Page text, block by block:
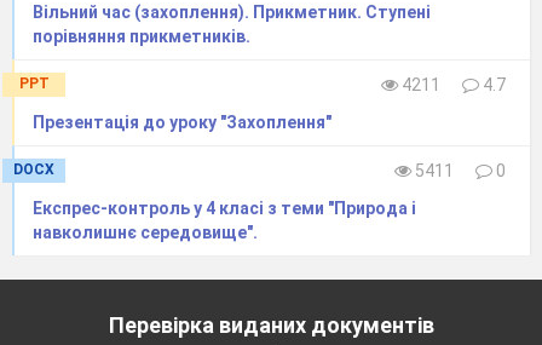
What’s the weather like today?
All together,
What’s the weather like today?
Look it’s windy,
Look it’s windy,
Fly a kite,
Вільний час (захоплення). Прикметник. Ступені
порівняння прикметників.
PPT 4211
4.7
Презентація до уроку "Захоплення"
DOCX 5411
0
Експрес-контроль у 4 класі з теми "Природа і
навколишнє середовище".
Перевірка виданих документів